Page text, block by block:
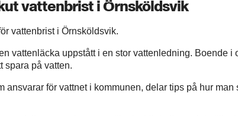
vattenbrist i Örnsköldsvik
vattenbrist i Örnsköldsvik.
vattenläcka uppstått i en stor vattenledning. Boende i
spara på vatten.
ansvarar för vattnet i kommunen, delar tips på hur man